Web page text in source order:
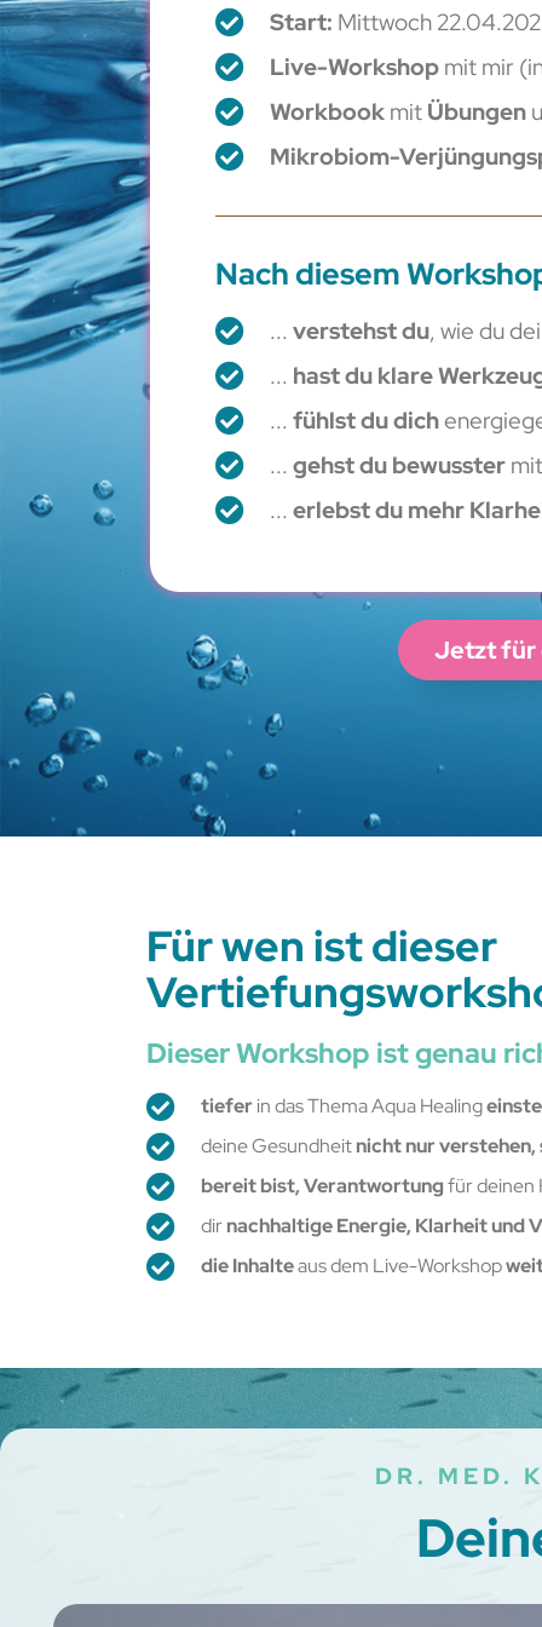
Start: Mittwoch
Live-Workshopmit mir
WorkbookmitÜbungen
Mikrobiom-
Nach diesem
...verstehst du, wie du
... hast du klare
...fühlst du dich
...gehst du bewusster
...erlebst du mehr
Jetzt für
Für wen ist dieser
Dieser Workshop ist genau
tieferin das Thema Aqua Healing
deine Gesundheitnicht nur
bereit bist, Verantwortungfür deinen
dirnachhaltige Energie, Klarheit und
die Inhalteaus dem Live-Workshop
DR. MED.